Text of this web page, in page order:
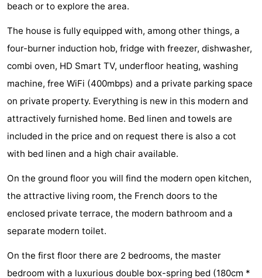
en
Duin
minutes
Plages
Voir
et
faire
Lieux
d'intérêt
-
Musées
-
Galeries
-
Églises
-
de
-
beach or to explore the area.
The house is fully equipped with, among other things, a
four-burner induction hob, fridge with freezer, dishwasher,
combi oven, HD Smart TV, underfloor heating, washing
machine, free WiFi (400mbps) and a private parking space
on private property. Everything is new in this modern and
attractively furnished home. Bed linen and towels are
included in the price and on request there is also a cot
with bed linen and a high chair available.
On the ground floor you will find the modern open kitchen,
the attractive living room, the French doors to the
enclosed private terrace, the modern bathroom and a
separate modern toilet.
On the first floor there are 2 bedrooms, the master
bedroom with a luxurious double box-spring bed (180cm *